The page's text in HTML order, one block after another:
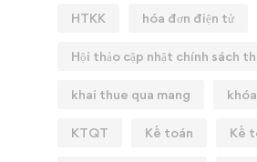
HTKK hóa đơn điện tử
Hội thảo cập nhật chính sách
khai thue qua mang
KTQT Kế toán Kế